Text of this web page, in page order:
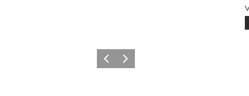
ZurückWeiter